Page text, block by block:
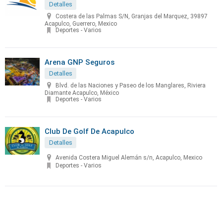
Detalles
Costera de las Palmas S/N, Granjas del Marquez, 39897
Acapulco, Guerrero, Mexico
Deportes - Varios
Arena GNP Seguros
Detalles
Blvd. de las Naciones y Paseo de los Manglares, Riviera
Diamante Acapulco, México
Deportes - Varios
Club De Golf De Acapulco
Detalles
Avenida Costera Miguel Alemán s/n, Acapulco, Mexico
Deportes - Varios